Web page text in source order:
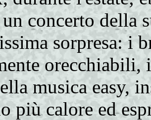
concerto della
sorpresa: i
musica easy,
più calore ed